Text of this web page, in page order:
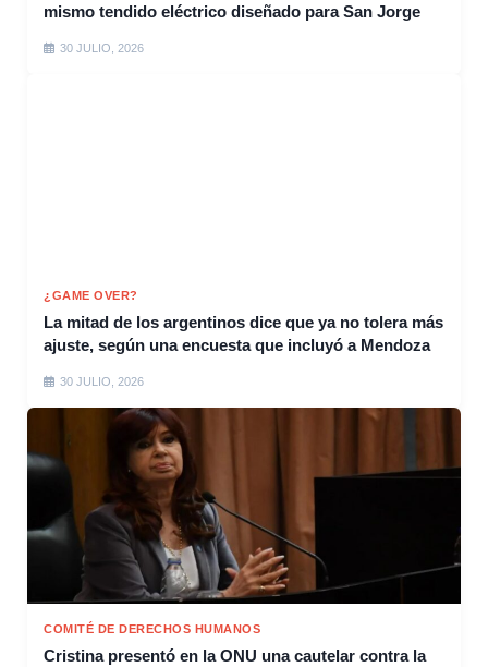
mismo tendido eléctrico diseñado para San Jorge
30 JULIO, 2026
¿GAME OVER?
La mitad de los argentinos dice que ya no tolera más
ajuste, según una encuesta que incluyó a Mendoza
30 JULIO, 2026
COMITÉ DE DERECHOS HUMANOS
Cristina presentó en la ONU una cautelar contra la